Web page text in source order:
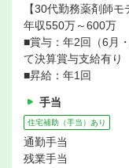
【30代勤務薬剤師
年収550万～600万
■賞与：年2回（6月
て決算賞与支給有り
■昇給：年1回
手当
住宅補助（手当）あり
通勤手当
残業手当